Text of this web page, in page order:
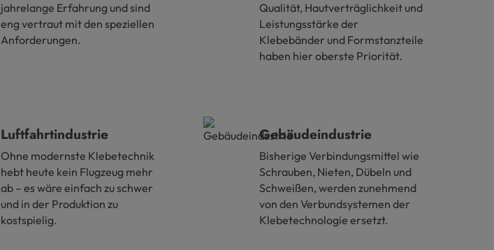
jahrelange Erfahrung und sind
eng vertraut mit den speziellen
Anforderungen.
Qualität, Hautverträglichkeit und
Leistungsstärke der
Klebebänder und Formstanzteile
haben hier oberste Priorität.
Luftfahrtindustrie
Ohne modernste Klebetechnik
hebt heute kein Flugzeug mehr
ab – es wäre einfach zu schwer
und in der Produktion zu
kostspielig.
Gebäudeindustrie
Bisherige Verbindungsmittel wie
Schrauben, Nieten, Dübeln und
Schweißen, werden zunehmend
von den Verbundsystemen der
Klebetechnologie ersetzt.